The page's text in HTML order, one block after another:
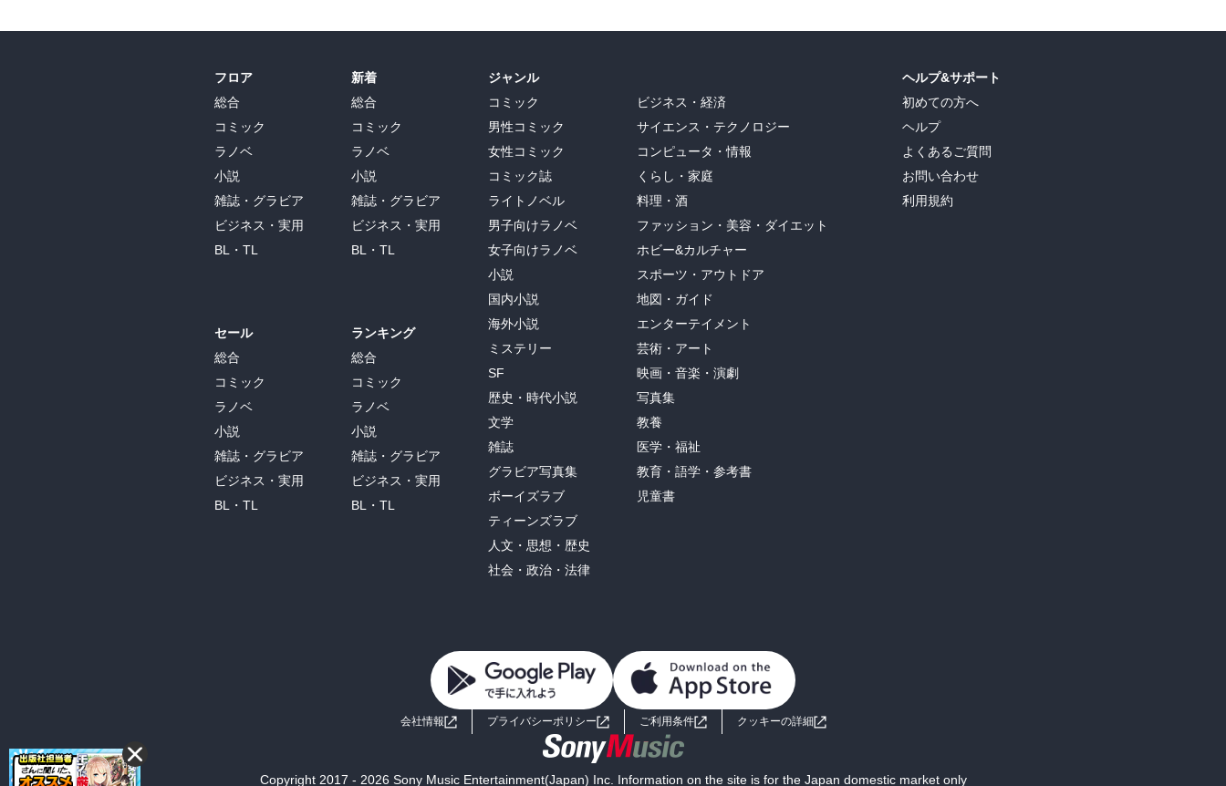
フロア
総合
コミック
ラノベ
小説
雑誌・グラビア
ビジネス・実用
BL・TL
セール
総合
コミック
ラノベ
小説
雑誌・グラビア
ビジネス・実用
BL・TL
新着
総合
コミック
ラノベ
小説
雑誌・グラビア
ビジネス・実用
BL・TL
ランキング
総合
コミック
ラノベ
小説
雑誌・グラビア
ビジネス・実用
BL・TL
ジャンル
コミック
男性コミック
女性コミック
コミック誌
ライトノベル
男子向けラノベ
女子向けラノベ
小説
国内小説
海外小説
ミステリー
SF
歴史・時代小説
文学
雑誌
グラビア写真集
ボーイズラブ
ティーンズラブ
人文・思想・歴史
社会・政治・法律
ビジネス・経済
サイエンス・テクノロジー
コンピュータ・情報
くらし・家庭
料理・酒
ファッション・美容・ダイエット
ホビー&カルチャー
スポーツ・アウトドア
地図・ガイド
エンターテイメント
芸術・アート
映画・音楽・演劇
写真集
教養
医学・福祉
教育・語学・参考書
児童書
ヘルプ&サポート
初めての方へ
ヘルプ
よくあるご質問
お問い合わせ
利用規約
会社情報 プライバシーポリシー ご利用条件 クッキーの詳細
Copyright 2017 - 2026 Sony Music Entertainment(Japan) Inc. Information on the site is for the Japan domestic market only